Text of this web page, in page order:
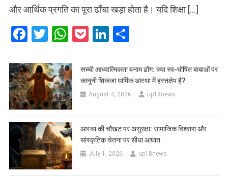
और आर्थिक प्रगति का पूरा ढाँचा खड़ा होता है। यदि शिक्षा […]
Facebook
Twitter
WhatsApp
PocketLinkedIn
सच्ची आध्यात्मिकता बनाम ढोंग: क्या स्व-घोषित बाबाओं पर
कानूनी शिकंजा धार्मिक आस्था में हस्तक्षेप है?
August 4, 2026 up18news
आस्था की चौखट पर असुरक्षा: सामाजिक विश्वास और
सांस्कृतिक चेतना पर सीधा आघात
July 1, 2026 up18news